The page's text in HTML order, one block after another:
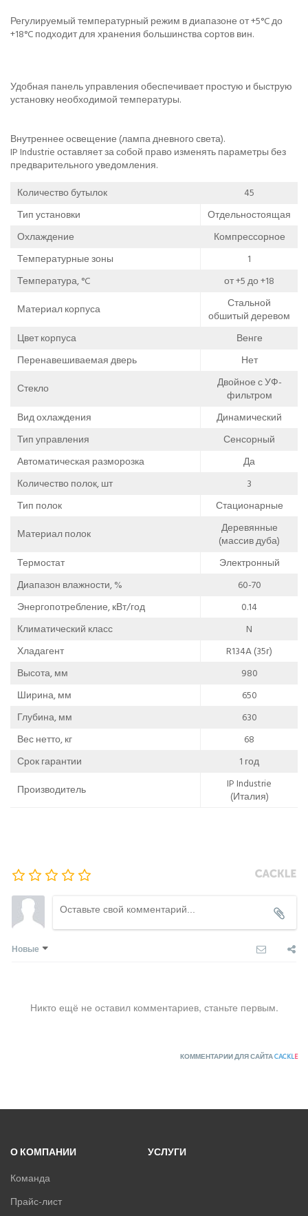
Регулируемый температурный режим в диапазоне от +5°C до
+18°C подходит для хранения большинства сортов вин.
Удобная панель управления обеспечивает простую и быструю
установку необходимой температуры.
Внутреннее освещение (лампа дневного света).
IP Industrie оставляет за собой право изменять параметры без
предварительного уведомления.
Количество бутылок
45
Тип установки
Отдельностоящая
Охлаждение
Компрессорное
Температурные зоны
1
Температура, °C
от +5 до +18
Материал корпуса
Стальной
обшитый деревом
Цвет корпуса
Венге
Перенавешиваемая дверь
Нет
Стекло
Двойное с УФ-
фильтром
Вид охлаждения
Динамический
Тип управления
Сенсорный
Автоматическая разморозка
Да
Количество полок, шт
3
Тип полок
Стационарные
Материал полок
Деревянные
(массив дуба)
Термостат
Электронный
Диапазон влажности, %
60-70
Энергопотребление, кВт/год
0.14
Климатический класс
N
Хладагент
R134A (35г)
Высота, мм
980
Ширина, мм
650
Глубина, мм
630
Вес нетто, кг
68
Срок гарантии
1 год
Производитель
IP Industrie
(Италия)
Новые
Никто ещё не оставил комментариев, станьте первым.
КОММЕНТАРИИ ДЛЯ САЙТАCACKLE
О КОМПАНИИ
Команда
Прайс-лист
УСЛУГИ